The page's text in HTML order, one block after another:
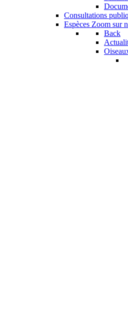
Consultations
Espèces Zoom sur
Back